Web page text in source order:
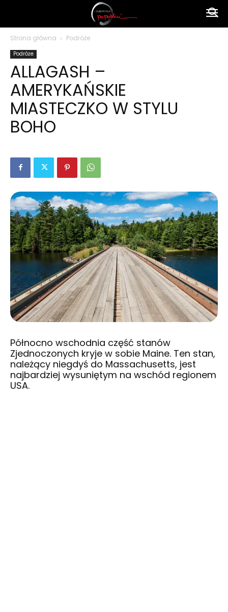
polsku
Strona główna Podróże
Podróże
ALLAGASH –
AMERYKAŃSKIE
MIASTECZKO W STYLU
BOHO
Północno wschodnia część stanów
Zjednoczonych kryje w sobie Maine. Ten stan,
należący niegdyś do Massachusetts, jest
najbardziej wysuniętym na wschód regionem
USA.